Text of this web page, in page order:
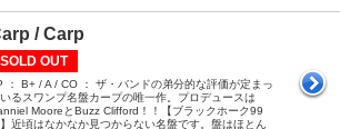
/ Carp
SOLD OUT
： B+ / A / CO ： ザ・バンドの弟分的な評価が定まっ
るスワンプ名盤カープの唯一作。プロデュースは
MooreとBuzz Clifford！！【ブラックホーク99
近頃はなかなか見つからない名盤です。盤はほとん